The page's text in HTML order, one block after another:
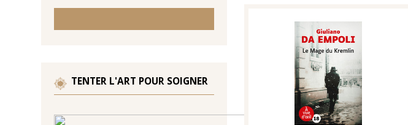
TENTER L'ART POUR SOIGNER